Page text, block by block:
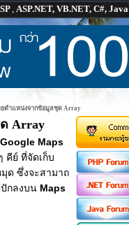
, ASP.NET, VB.NET, C#, Java
ยตำแหน่งจากข้อมูลชุด Array
Array
Google Maps
คีย์ ที่จัดเก็บ
ด ซึ่งจะสามาถ
กลงบน Maps